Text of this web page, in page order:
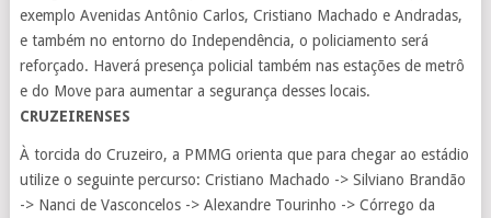
exemplo Avenidas Antônio Carlos, Cristiano Machado e Andradas,
e também no entorno do Independência, o policiamento será
reforçado. Haverá presença policial também nas estações de metrô
e do Move para aumentar a segurança desses locais.
CRUZEIRENSES
À torcida do Cruzeiro, a PMMG orienta que para chegar ao estádio
utilize o seguinte percurso: Cristiano Machado -> Silviano Brandão
-> Nanci de Vasconcelos -> Alexandre Tourinho -> Córrego da